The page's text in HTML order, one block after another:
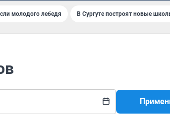
молодого лебедя В Сургуте построят новые